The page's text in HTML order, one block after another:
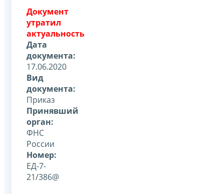
Документ
утратил
актуальность
Дата
документа:
17.06.2020
Вид
документа:
Приказ
Принявший
орган:
ФНС
России
Номер:
ЕД-7-
21/386@